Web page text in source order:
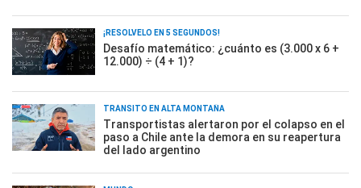
¡RESOLVELO EN 5 SEGUNDOS!
Desafío matemático: ¿cuánto es (3.000 x 6 +
12.000) ÷ (4 + 1)?
TRÁNSITO EN ALTA MONTAÑA
Transportistas alertaron por el colapso en el
paso a Chile ante la demora en su reapertura
del lado argentino